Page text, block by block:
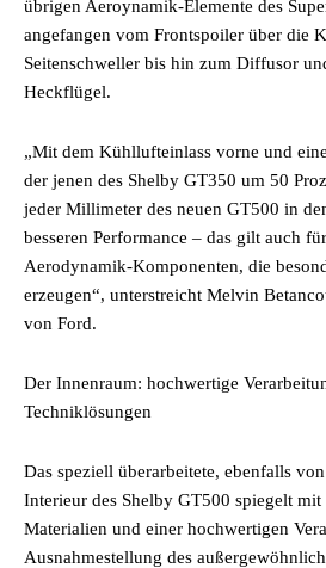
übrigen Aeroynamik-Elemente des
angefangen vom Frontspoiler über die
Seitenschweller bis hin zum Diffusor
Heckflügel.
„Mit dem Kühllufteinlass vorne und
der jenen des Shelby GT350 um 50
jeder Millimeter des neuen GT500 in
besseren Performance – das gilt auch
Aerodynamik-Komponenten, die
erzeugen“, unterstreicht Melvin
von Ford.
Der Innenraum: hochwertige
Techniklösungen
Das speziell überarbeitete, ebenfalls
Interieur des Shelby GT500 spiegelt mit
Materialien und einer hochwertigen
Ausnahmestellung des